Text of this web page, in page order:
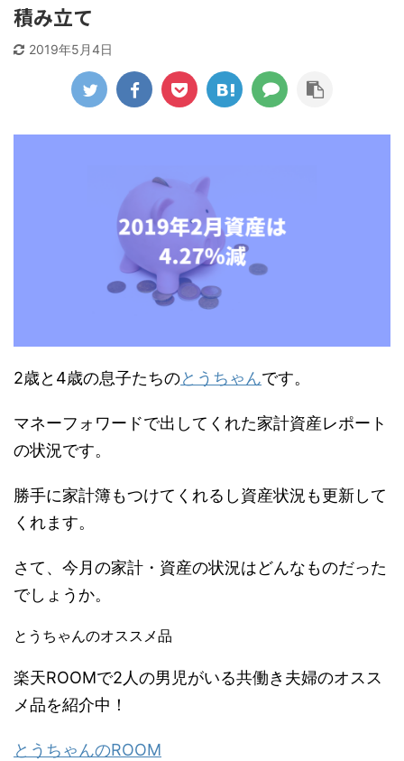
積み立て
2019年5月4日
2歳と4歳の息子たちのとうちゃんです。
マネーフォワードで出してくれた家計資産レポート
の状況です。
勝手に家計簿もつけてくれるし資産状況も更新して
くれます。
さて、今月の家計・資産の状況はどんなものだった
でしょうか。
とうちゃんのオススメ品
楽天ROOMで2人の男児がいる共働き夫婦のオスス
メ品を紹介中！
とうちゃんのROOM